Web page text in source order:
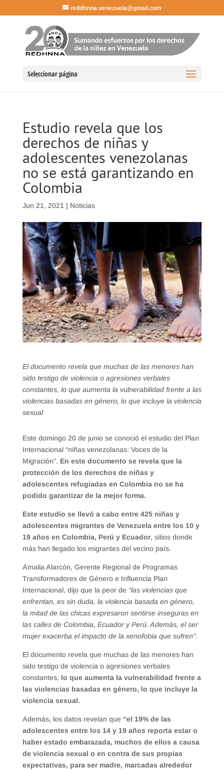
reddhnna.venezuela@gmail.com
Seleccionar página
Estudio revela que los
derechos de niñas y
adolescentes venezolanas
no se está garantizando en
Colombia
Jun 21, 2021 | Noticias
El documento revela que muchas de las menores han
sido testigo de violencia o agresiones verbales
constantes, lo que aumenta la vulnerabilidad frente a las
violencias basadas en género, lo que incluye la violencia
sexual
Este domingo 20 de junio se conoció el estudio del Plan
Internacional “niñas venezolanas: Voces de la
Migración”. En este documento se revela que la
protección de los derechos de niñas y
adolescentes refugiadas en Colombia no se ha
podido garantizar de la mejor forma.
Este estudio se llevó a cabo entre 425 niñas y
adolescentes migrantes de Venezuela entre los 10 y
19 años en Colombia, Perú y Ecuador, sitios donde
más han llegado los migrantes del vecino país.
Amalia Alarcón, Gerente Regional de Programas
Transformadores de Género e Influencia Plan
Internacional, dijo que la peor de “las violencias que
enfrentan, es sin duda, la violencia basada en género,
la mitad de las chicas expresaron sentirse inseguras en
las calles de Colombia, Ecuador y Perú. Además, el ser
mujer exacerba el impacto de la xenofobia que sufren”.
El documento revela que muchas de las menores han
sido testigo de violencia o agresiones verbales
constantes, lo que aumenta la vulnerabilidad frente a
las violencias basadas en género, lo que incluye la
violencia sexual.
Además, los datos revelan que “el 19% de las
adolescentes entre los 14 y 19 años reporta estar o
haber estado embarazada, muchos de ellos a causa
de violencia sexual o en contra de sus propias
expectativas, para ser madre, marcadas alrededor